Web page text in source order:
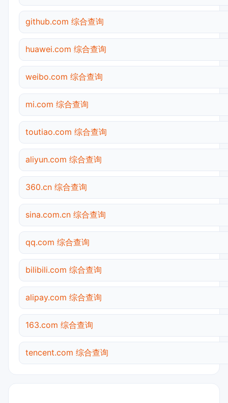
github.com 综合查询
huawei.com 综合查询
weibo.com 综合查询
mi.com 综合查询
toutiao.com 综合查询
aliyun.com 综合查询
360.cn 综合查询
sina.com.cn 综合查询
qq.com 综合查询
bilibili.com 综合查询
alipay.com 综合查询
163.com 综合查询
tencent.com 综合查询